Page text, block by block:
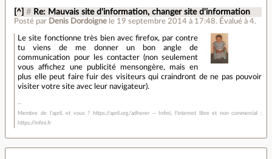
[^] # Re: Mauvais site d'information, changer site d'information
Posté par Denis Dordoigne le 19 septembre 2014 à 17:48. Évalué à4.
Le site fonctionne très bien avec firefox, par contre
tu viens de me donner un bon angle de
communication pour les contacter (non seulement
vous affichez une publicité mensongère, mais en
plus elle peut faire fuir des visiteurs qui craindront de ne pas pouvoir
visiter votre site avec leur navigateur).
Membre de l'april, et vous ? https://april.org/adherer -- Infini, l'internet libre et non commercial :
https://infini.fr